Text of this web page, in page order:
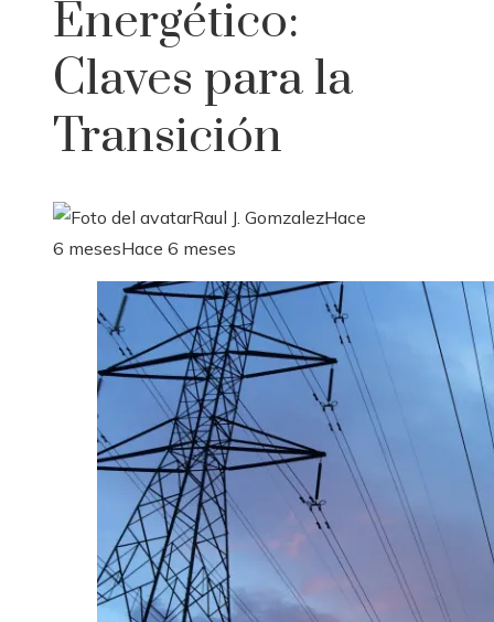
Energético:
Claves para la
Transición
Raul J. GomzalezHace
6 mesesHace 6 meses